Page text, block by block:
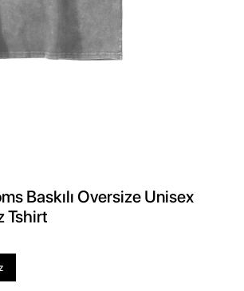
Baskılı Oversize Unisex
Tshirt